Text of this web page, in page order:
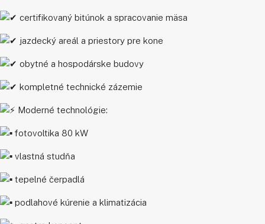
certifikovaný bitúnok a spracovanie mäsa
jazdecký areál a priestory pre kone
obytné a hospodárske budovy
kompletné technické zázemie
Moderné technológie:
fotovoltika 80 kW
vlastná studňa
tepelné čerpadlá
podlahové kúrenie a klimatizácia